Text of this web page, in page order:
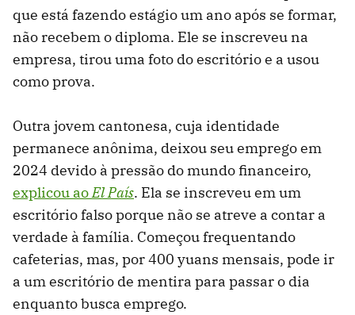
que está fazendo estágio um ano após se formar,
não recebem o diploma. Ele se inscreveu na
empresa, tirou uma foto do escritório e a usou
como prova.
Outra jovem cantonesa, cuja identidade
permanece anônima, deixou seu emprego em
2024 devido à pressão do mundo financeiro,
explicou aoEl País. Ela se inscreveu em um
escritório falso porque não se atreve a contar a
verdade à família. Começou frequentando
cafeterias, mas, por 400 yuans mensais, pode ir
a um escritório de mentira para passar o dia
enquanto busca emprego.